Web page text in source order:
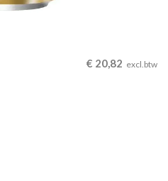
€ 20,82 excl.btw